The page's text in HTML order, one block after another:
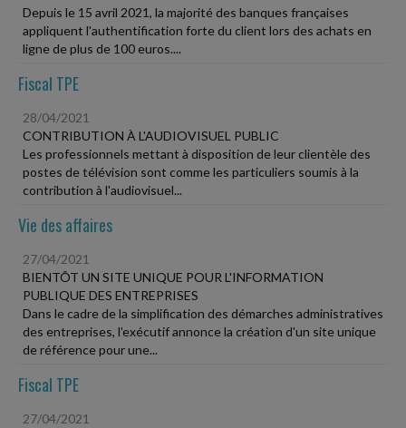
Depuis le 15 avril 2021, la majorité des banques françaises
appliquent l'authentification forte du client lors des achats en
ligne de plus de 100 euros....
Fiscal TPE
28/04/2021
CONTRIBUTION À L'AUDIOVISUEL PUBLIC
Les professionnels mettant à disposition de leur clientèle des
postes de télévision sont comme les particuliers soumis à la
contribution à l'audiovisuel...
Vie des affaires
27/04/2021
BIENTÔT UN SITE UNIQUE POUR L'INFORMATION
PUBLIQUE DES ENTREPRISES
Dans le cadre de la simplification des démarches administratives
des entreprises, l'exécutif annonce la création d'un site unique
de référence pour une...
Fiscal TPE
27/04/2021